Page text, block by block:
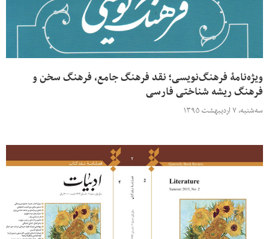
ویژه‌نامۀ فرهنگ‌نویسی؛ نقد فرهنگ جامع، فرهنگ سخن و
فرهنگ ریشه شناختی فارسی
سه‌شنبه، ۷ اردیبهشت ۱۳۹۵